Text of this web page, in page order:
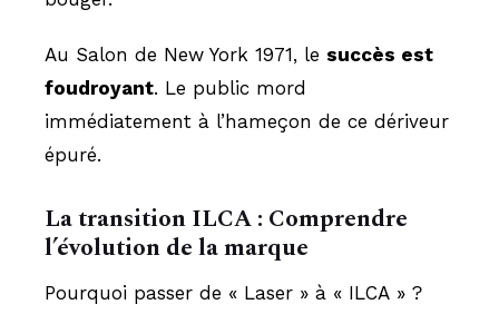
Au Salon de New York 1971, le succès est
foudroyant. Le public mord
immédiatement à l’hameçon de ce dériveur
épuré.
La transition ILCA : Comprendre
l’évolution de la marque
Pourquoi passer de « Laser » à « ILCA » ?